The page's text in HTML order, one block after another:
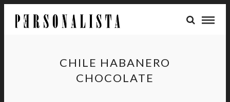
CHILE HABANERO
CHOCOLATE